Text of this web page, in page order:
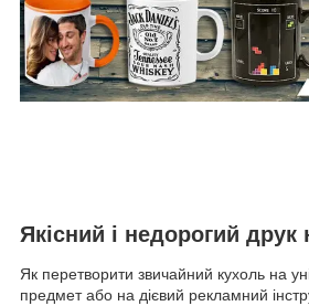
Якісний і недорогий друк
Як перетворити звичайний кухоль на
предмет або на дієвий рекламний